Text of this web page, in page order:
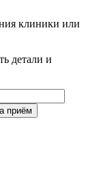
клиники или
детали и
приём